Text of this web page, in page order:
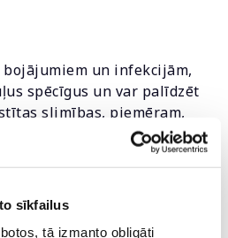
sīkfailus
tā izmanto obligāti
bojājumiem un infekcijām,
spēcīgus un var palīdzēt
slimības, piemēram,
un vairogdziedzera
kā antioksidants,
un kavē šūnu